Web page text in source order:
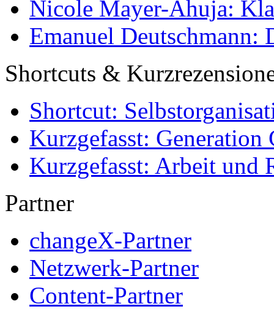
Nicole Mayer-Ahuja:
Emanuel Deutschmann:
Shortcuts &
Shortcut:
Kurzgefasst: Generation
Kurzgefasst: Arbeit und
Partner
changeX-Partner
Netzwerk-Partner
Content-Partner